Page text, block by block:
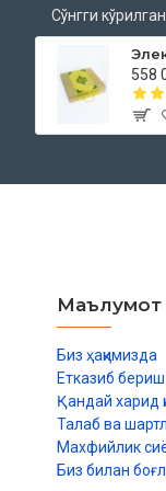
Сўнгги
558
Маълумот
Биз ҳақимизда
Етказиб бериш
Қандай харид
Талаб ва
Махфийлик
Биз билан